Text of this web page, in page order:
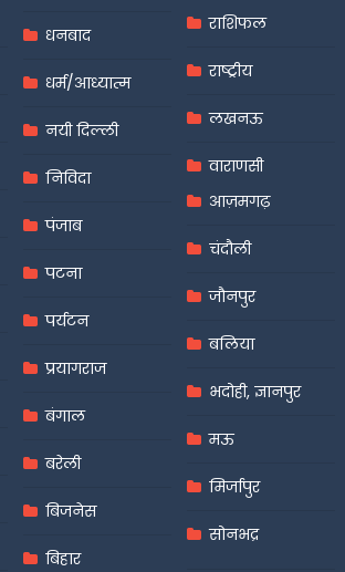
धनबाद
धर्म/आध्यात्म
नयी दिल्ली
निविदा
पंजाब
पटना
पर्यटन
प्रयागराज
बंगाल
बरेली
बिजनेस
बिहार
राशिफल
राष्ट्रीय
लखनऊ
वाराणसी
आज़मगढ़
चंदौली
जौनपुर
बलिया
भदोही, ज्ञानपुर
मऊ
मिर्जापुर
सोनभद्र